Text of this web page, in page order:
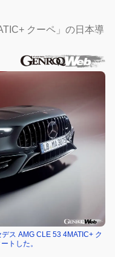
クーペ」の日本導
ス AMG CLE 53 4MATIC+ ク
トした。